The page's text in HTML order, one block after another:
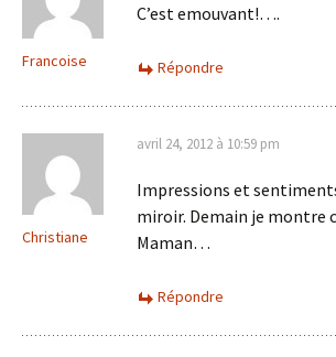
Francoise
C’est emouvant!….
Répondre
Christiane
avril 24, 2012 à 10:59 pm
Impressions et
miroir. Demain je montre
Maman…
Répondre